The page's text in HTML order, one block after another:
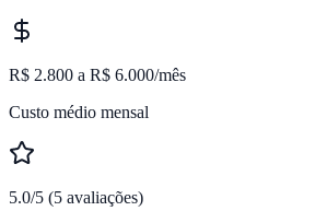
R$ 2.800 a R$ 6.000/mês
Custo médio mensal
5.0/5 (5 avaliações)